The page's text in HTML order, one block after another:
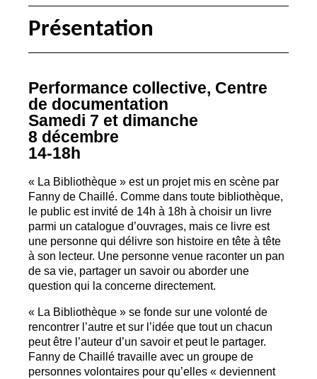
Présentation
Performance collective, Centre
de documentation
Samedi 7 et dimanche
8 décembre
14-18h
« La Bibliothèque » est un projet mis en scène par
Fanny de Chaillé. Comme dans toute bibliothèque,
le public est invité de 14h à 18h à choisir un livre
parmi un catalogue d’ouvrages, mais ce livre est
une personne qui délivre son histoire en tête à tête
à son lecteur. Une personne venue raconter un pan
de sa vie, partager un savoir ou aborder une
question qui la concerne directement.
« La Bibliothèque » se fonde sur une volonté de
rencontrer l’autre et sur l’idée que tout un chacun
peut être l’auteur d’un savoir et peut le partager.
Fanny de Chaillé travaille avec un groupe de
personnes volontaires pour qu’elles « deviennent